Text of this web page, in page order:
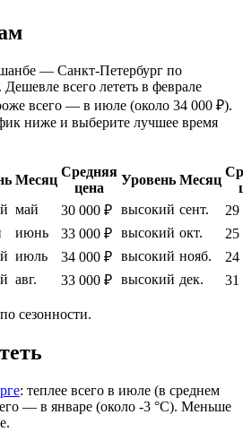
— Санкт-Петербург по
всего лететь в феврале
всего — в июле (около 34 000 ₽).
ниже и выберите лучшее время
Месяц
Средняя
цена
Уровень Месяц
май 30 000 ₽ высокий сент.
29
июнь 33 000 ₽ высокий окт.
25
июль 34 000 ₽ высокий нояб.
24
авг. 33 000 ₽ высокий дек. 31
сезонности.
: теплее всего в июле (в среднем
— в январе (около -3 °C). Меньше